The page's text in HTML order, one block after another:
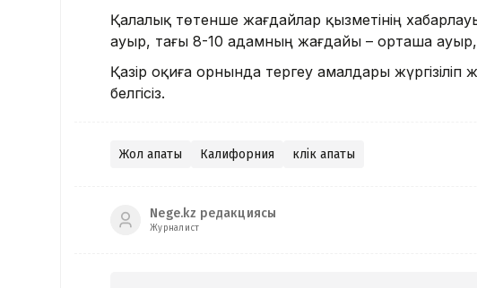
Қалалық төтенше жағдайлар қызметінің
ауыр, тағы 8-10 адамның жағдайы – орташа ауыр,
Қазір оқиға орнында тергеу амалдары жүргізіліп
белгісіз.
Жол апаты Калифорния көлік апаты
Nege.kz редакциясы
Журналист